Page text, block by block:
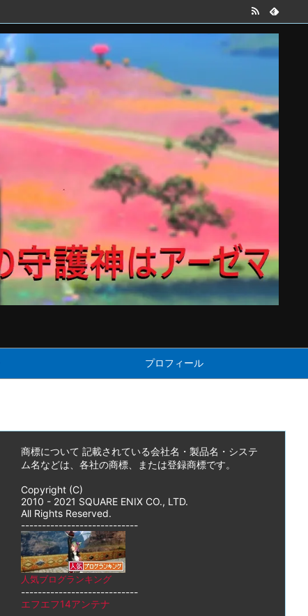
プロフィール
商標について 記載されている会社名・製品名・システ
ム名などは、各社の商標、または登録商標です。
Copyright (C)
2010 - 2021 SQUARE ENIX CO., LTD.
All Rights Reserved.
----------------------------
人気ブログランキング
----------------------------
エフエフ14アンテナ